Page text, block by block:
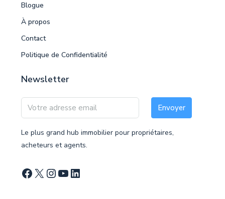
Blogue
À propos
Contact
Politique de Confidentialité
Newsletter
Envoyer
Le plus grand hub immobilier pour propriétaires,
acheteurs et agents.